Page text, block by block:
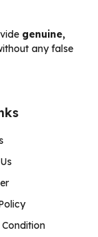
genuine,
any false